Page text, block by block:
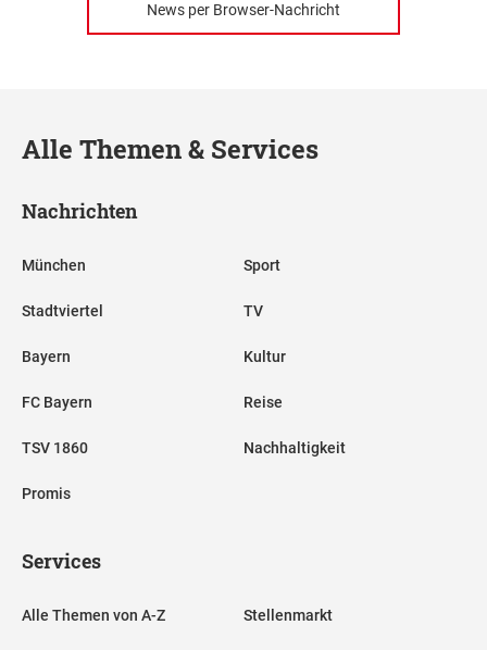
News per Browser-Nachricht
Alle Themen & Services
Nachrichten
München
Stadtviertel
Bayern
FC Bayern
TSV 1860
Promis
Sport
TV
Kultur
Reise
Nachhaltigkeit
Services
Alle Themen von A-Z Stellenmarkt